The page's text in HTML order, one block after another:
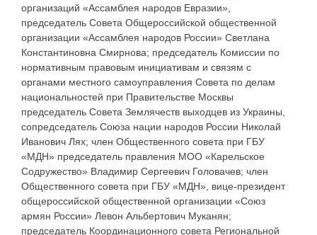
организаций «Ассамблея народов Евразии»,
председатель Совета Общероссийской общественной
организации «Ассамблея народов России» Светлана
Константиновна Смирнова; председатель Комиссии по
нормативным правовым инициативам и связям с
органами местного самоуправления Совета по делам
национальностей при Правительстве Москвы
председатель Совета Землячеств выходцев из Украины,
сопредседатель Союза нации народов России Николай
Иванович Лях; член Общественного совета при ГБУ
«МДН» председатель правления МОО «Карельское
Содружество» Владимир Сергеевич Головачев; член
Общественного совета при ГБУ «МДН», вице-президент
общероссийской общественной организации «Союз
армян России» Левон Альбертович Муканян;
председатель Координационного совета Региональной